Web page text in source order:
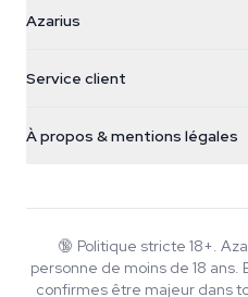
Galvaniweg 11
Nederland
+31(0)204897914
Azarius
Smokeshop
Service client
Politique de retour
Politique de confidentialité
À propos & mentions légales
Wiki
Musique
🔞 Politique stricte 18+.
personne de moins de 18
confirmes être majeur dans